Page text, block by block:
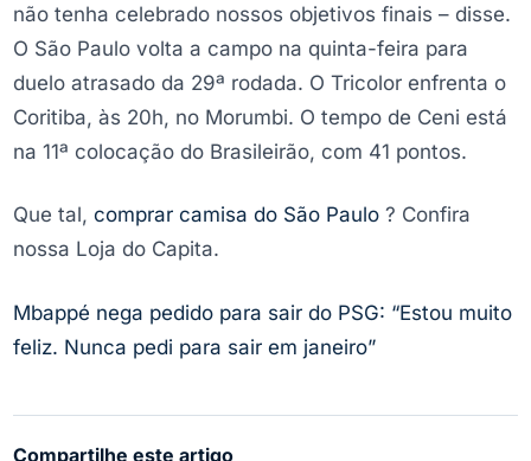
não tenha celebrado nossos objetivos finais – disse.
O São Paulo volta a campo na quinta-feira para
duelo atrasado da 29ª rodada. O Tricolor enfrenta o
Coritiba, às 20h, no Morumbi. O tempo de Ceni está
na 11ª colocação do Brasileirão, com 41 pontos.
Que tal, comprar camisa do São Paulo ? Confira
nossa Loja do Capita.
Mbappé nega pedido para sair do PSG: “Estou muito
feliz. Nunca pedi para sair em janeiro”
Compartilhe este artigo